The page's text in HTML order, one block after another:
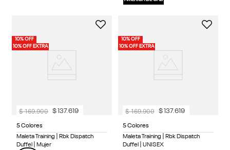
10% OFF
10% OFF EXTRA
5 Colores
Maleta Training | Rbk Dispatch
Duffel | Mujer
$ 169.900 $ 137.619
10% OFF
10% OFF EXTRA
5 Colores
Maleta Training | Rbk Dispatch
Duffel | UNISEX
$ 169.900 $ 137.619